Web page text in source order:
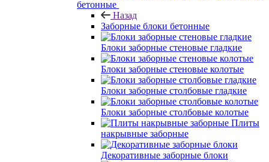
бетонные
Назад
Заборные блоки бетонные
Блоки заборные стеновые гладкие
Блоки заборные стеновые колотые
Блоки заборные столбовые гладкие
Блоки заборные столбовые колотые
Плиты
накрывные заборные
Декоративные заборные блоки